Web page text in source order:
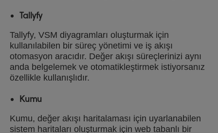
Tallyfy
Tallyfy, VSM diyagramları oluşturmak için
kullanılabilen bir süreç yönetimi ve iş akışı
otomasyon aracıdır. Değer akışı süreçlerinizi aynı
anda belgelemek ve otomatikleştirmek istiyorsanız
özellikle kullanışlıdır.
Kumu
Kumu, değer akışı haritalaması için uyarlanabilen
sistem haritaları oluşturmak için web tabanlı bir